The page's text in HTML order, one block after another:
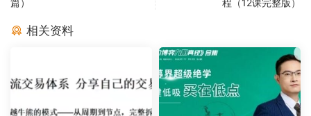
篇）
程（12课完整版）
相关资料